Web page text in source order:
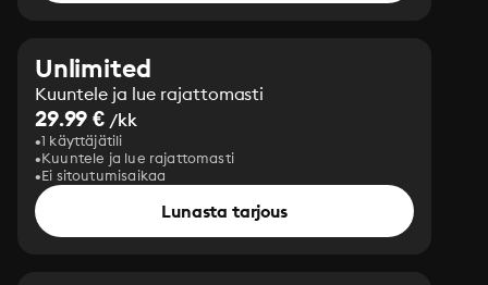
Unlimited
Kuuntele ja lue rajattomasti
29.99 € /kk
1 käyttäjätili
Kuuntele ja lue rajattomasti
Ei sitoutumisaikaa
Lunasta tarjous